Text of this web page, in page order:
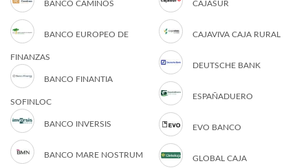
BANCO CAMINOS
BANCO EUROPEO DE
FINANZAS
BANCO FINANTIA
SOFINLOC
BANCO INVERSIS
BANCO MARE NOSTRUM
CAJASUR
CAJAVIVA CAJA RURAL
DEUTSCHE BANK
ESPAÑADUERO
EVO BANCO
GLOBAL CAJA